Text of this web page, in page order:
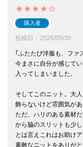
購入者
投稿日 2026/05/30
｢ふたたび洋服も、ファ
今まさに自分が感じて
入ってしまいました。
そしてこのニット。大人
飾らないけど雰囲気が
ただ、ハリのある素材
から脇のスリットも少し
とは言えこれはお助け